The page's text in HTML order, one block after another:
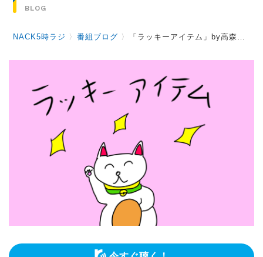
BLOG
NACK5時ラジ 〉番組ブログ 〉 「ラッキーアイテム」by高森浩二